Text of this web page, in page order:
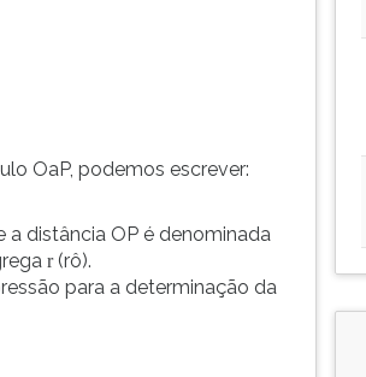
OaP, podemos escrever:
distância OP é denominada
r(rô).
para a determinação da